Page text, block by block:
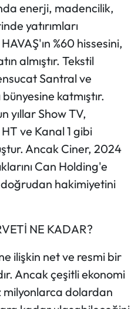
enerji, madencilik,
yatırımları
%60 hissesini,
almıştır. Tekstil
Santral ve
katmıştır.
yıllar Show TV,
ve Kanal 1 gibi
Ancak Ciner, 2024
Can Holding'e
hakimiyetini
NE KADAR?
ilişkin net ve resmi bir
Ancak çeşitli ekonomi
milyonlarca dolardan